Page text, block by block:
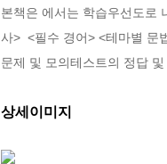
본책은 에서는 학습우선도로
사>  <필수 경어> <테마별 문
문제 및 모의테스트의 정답
상세이미지